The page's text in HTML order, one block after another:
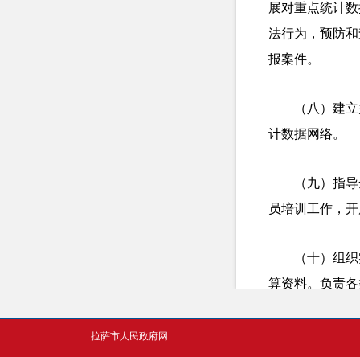
展对重点统计
法行为，预防
报案件。
（八）建
计数据网络。
（九）指
员培训工作，
（十）组
算资料。负责
拉萨市人民政府网